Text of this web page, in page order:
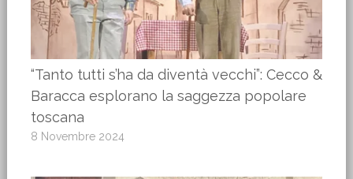
“Tanto tutti s’ha da diventà vecchi”: Cecco &
Baracca esplorano la saggezza popolare
toscana
8 Novembre 2024